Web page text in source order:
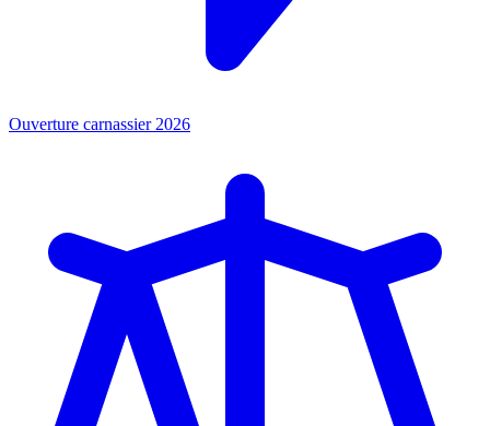
Ouverture carnassier 2026